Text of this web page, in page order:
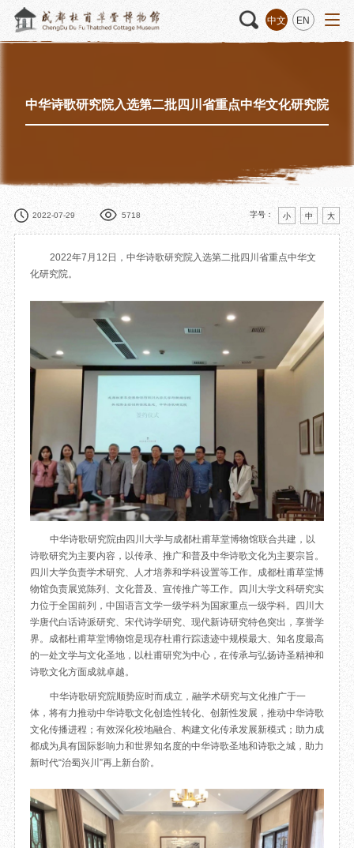
中文 EN
请
活动 “人日游草堂”系列文化活动 藏品 藏品概述
数字资源
捐赠名录
文创
文创精品
数字文创
草堂艺术中心
景点 正门
大廨
诗史堂
少陵草堂碑亭
茅屋景区
红墙花径
草堂影壁
万佛楼
草堂书院
千诗碑
中华诗歌研究院入选第二批四川省重点中华文化研究院
2022-07-29 5718 字号： 小 中 大
2022年7月12日，中华诗歌研究院入选第二批四川省重点中华文
化研究院。
中华诗歌研究院由四川大学与成都杜甫草堂博物馆联合共建，以
诗歌研究为主要内容，以传承、推广和普及中华诗歌文化为主要宗旨。
四川大学负责学术研究、人才培养和学科设置等工作。成都杜甫草堂博
物馆负责展览陈列、文化普及、宣传推广等工作。四川大学文科研究实
力位于全国前列，中国语言文学一级学科为国家重点一级学科。四川大
学唐代白话诗派研究、宋代诗学研究、现代新诗研究特色突出，享誉学
界。成都杜甫草堂博物馆是现存杜甫行踪遗迹中规模最大、知名度最高
的一处文学与文化圣地，以杜甫研究为中心，在传承与弘扬诗圣精神和
诗歌文化方面成就卓越。
中华诗歌研究院顺势应时而成立，融学术研究与文化推广于一
体，将有力推动中华诗歌文化创造性转化、创新性发展，推动中华诗歌
文化传播进程；有效深化校地融合、构建文化传承发展新模式；助力成
都成为具有国际影响力和世界知名度的中华诗歌圣地和诗歌之城，助力
新时代“治蜀兴川”再上新台阶。